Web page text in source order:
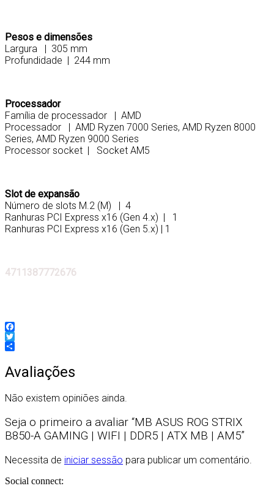
Pesos e dimensões
Largura | 305 mm
Profundidade | 244 mm
Processador
Família de processador | AMD
Processador | AMD Ryzen 7000 Series, AMD Ryzen 8000
Series, AMD Ryzen 9000 Series
Processor socket | Socket AM5
Slot de expansão
Número de slots M.2 (M) | 4
Ranhuras PCI Express x16 (Gen 4.x) | 1
Ranhuras PCI Express x16 (Gen 5.x) | 1
4711387772676
Facebook
Twitter
Avaliações
Não existem opiniões ainda.
Seja o primeiro a avaliar “MB ASUS ROG STRIX
B850-A GAMING | WIFI | DDR5 | ATX MB | AM5”
Necessita de iniciar sessão para publicar um comentário.
Social connect: